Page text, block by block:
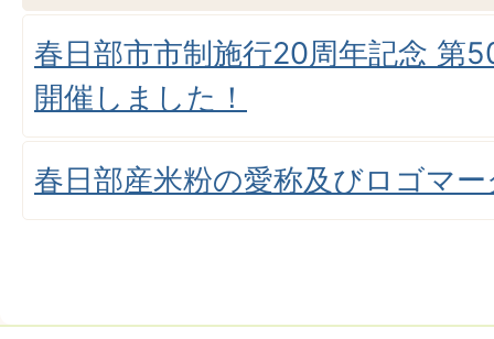
春日部市市制施行20周年記念 第
開催しました！
春日部産米粉の愛称及びロゴマ